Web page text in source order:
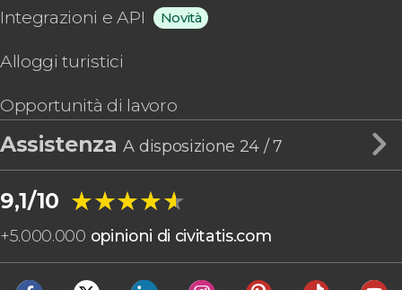
Integrazioni e API Novità
Alloggi turistici
Opportunità di lavoro
AssistenzaA disposizione 24 / 7
9,1/10 ★★★★★
★★★★★
+5.000.000 opinioni di civitatis.com